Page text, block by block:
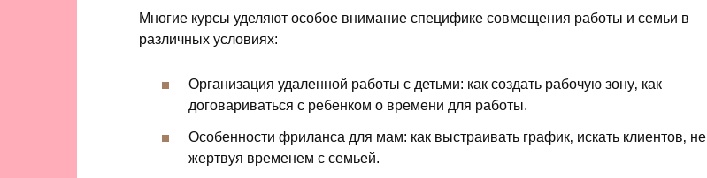
Многие курсы уделяют особое внимание специфике совмещения работы и семьи в
различных условиях:
Организация удаленной работы с детьми: как создать рабочую зону‚ как
договариваться с ребенком о времени для работы.
Особенности фриланса для мам: как выстраивать график‚ искать клиентов‚ не
жертвуя временем с семьей.